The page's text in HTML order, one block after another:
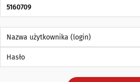
Nazwa użytkownika (login)